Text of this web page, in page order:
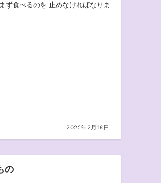
ず食べるのを 止めなければなりま
2022年2月16日
の